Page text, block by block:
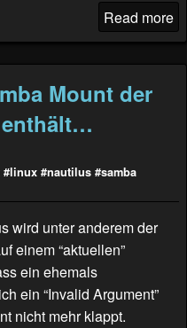
Read more
Mount der
enthält…
#linux #nautilus #samba
wird unter anderem der
einem “aktuellen”
ein ehemals
ein “Invalid Argument”
nicht mehr klappt.